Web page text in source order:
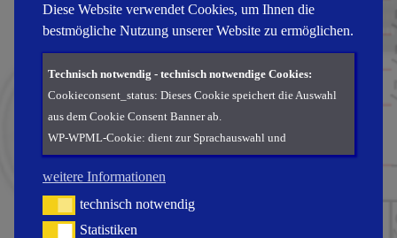
Diese Website verwendet Cookies, um Ihnen die
bestmögliche Nutzung unserer Website zu ermöglichen.
Technisch notwendig - technisch notwendige Cookies:
Cookieconsent_status: Dieses Cookie speichert die Auswahl
aus dem Cookie Consent Banner ab.
WP-WPML-Cookie: dient zur Sprachauswahl und
Übersetzung der Seite.
Statistiken - Cookies und Services zur statistischen
Erhebung:
weitere Informationen
technisch notwendig
technisch notwendig
StatistikenStatistiken
E-Mail:info@protronic-gmbh.de